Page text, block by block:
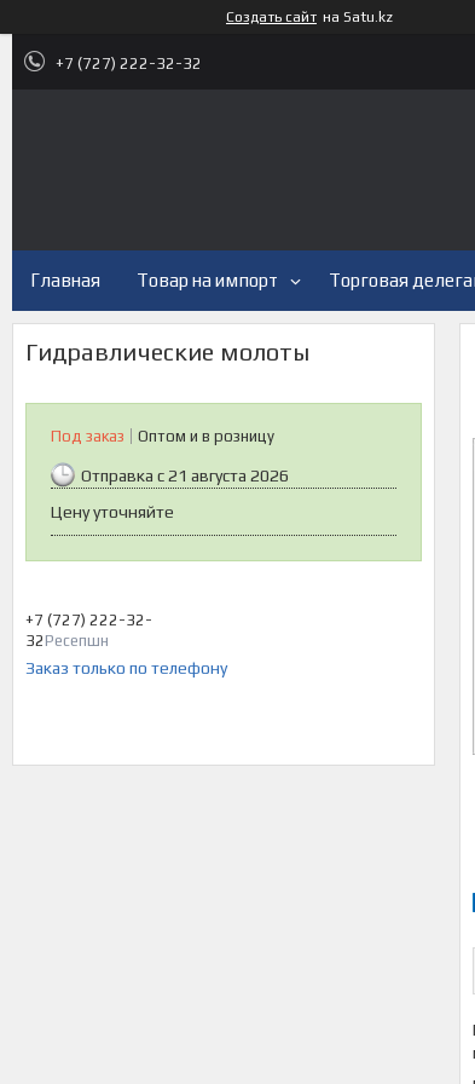
Создать сайт на Satu.kz
+7 (727) 222-32-32
Главная Товар на импорт Торговая
Гидравлические молоты
Под заказ Оптом и в розницу
Отправка с 21 августа 2026
Цену уточняйте
+7 (727) 222-32-
32 Ресепшн
Заказ только по телефону